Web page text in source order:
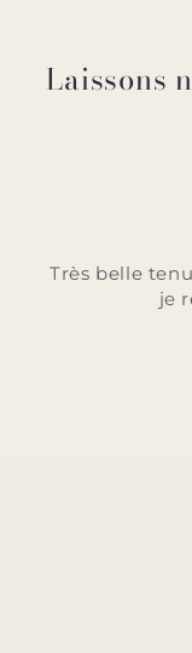
Laissons
livraison rapide